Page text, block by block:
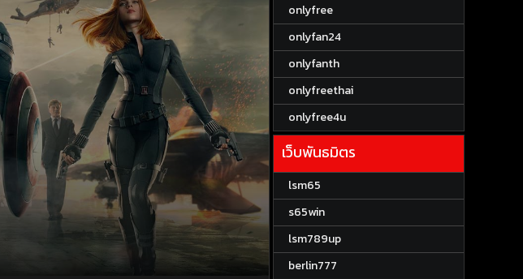
onlyfree
onlyfan24
onlyfanth
onlyfreethai
onlyfree4u
เว็บพันธมิตร
lsm65
s65win
lsm789up
berlin777